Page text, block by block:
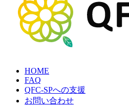
HOME
FAQ
QFC-SPへの支援
お問い合わせ